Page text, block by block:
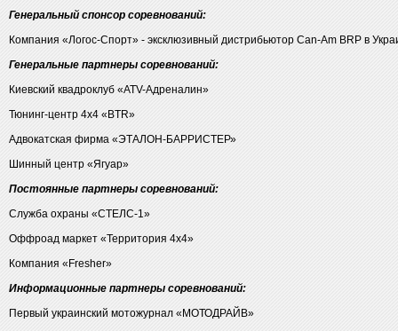
Генеральный спонсор соревнований:
Компания «Логос-Спорт» - эксклюзивный дистрибьютор Can-Am BRP в
Генеральные партнеры соревнований:
Киевский квадроклуб «ATV-Адреналин»
Тюнинг-центр 4х4 «BTR»
Адвокатская фирма «ЭТАЛОН-БАРРИСТЕР»
Шинный центр «Ягуар»
Постоянные партнеры соревнований:
Служба охраны «СТЕЛС-1»
Оффроад маркет «Территория 4х4»
Компания «Fresher»
Информационные партнеры соревнований:
Первый украинский мотожурнал «МОТОДРАЙВ»